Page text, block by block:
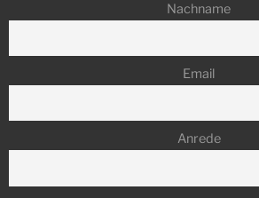
Nachname
Email
Anrede